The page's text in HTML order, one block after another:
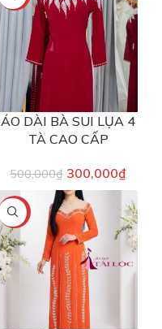
ÁO DÀI BÀ SUI LỤA 4
TÀ CAO CẤP
500,000₫ 300,000₫
-40%